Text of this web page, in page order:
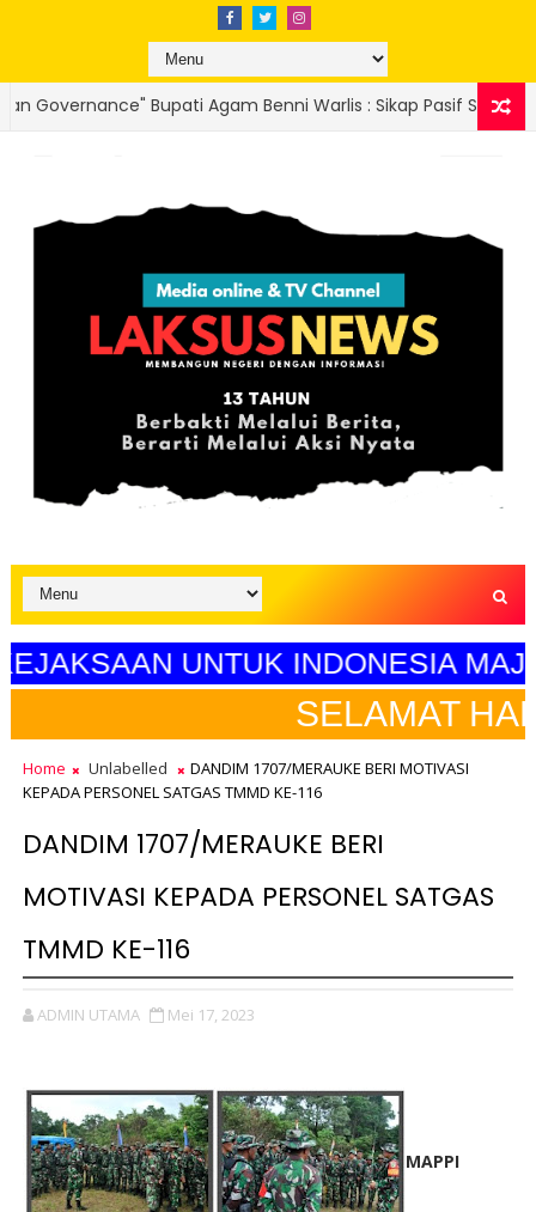
Warlis : Sikap Pasif Sekda Atas Dugaan Korupsi Sarung
KEJAKSAAN UNTUK
HARI PENDIDIKAN
Home Unlabelled
DANDIM 1707/MERAUKE BERI MOTIVASI
KEPADA PERSONEL SATGAS TMMD KE-116
DANDIM 1707/MERAUKE BERI
MOTIVASI KEPADA PERSONEL SATGAS
TMMD KE-116
ADMIN UTAMA Mei 17, 2023
MAPPI